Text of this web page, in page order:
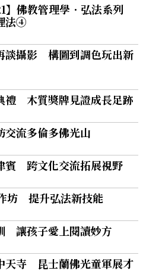
】佛教管理學．弘法系列
法④
談攝影 構圖到調色玩出新
禮 木質獎牌見證成長足跡
流多倫多佛光山
賓 跨文化交流拓展視野
坊 提升弘法新技能
讓孩子愛上閱讀妙方
天寺 昆士蘭佛光童軍展才